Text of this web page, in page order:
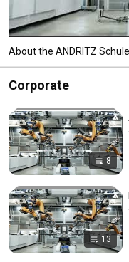
About the ANDRITZ
Corporate
8
13